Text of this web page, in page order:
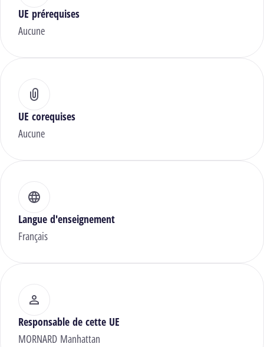
UE prérequises
Aucune
UE corequises
Aucune
Langue d'enseignement
Français
Responsable de cette UE
MORNARD Manhattan